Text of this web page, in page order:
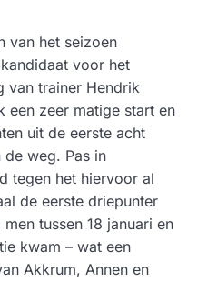
van het seizoen
voor het
van trainer Hendrik
een zeer matige start en
uit de eerste acht
de weg. Pas in
tegen het hiervoor al
de eerste driepunter
tussen 18 januari en
kwam – wat een
Akkrum, Annen en